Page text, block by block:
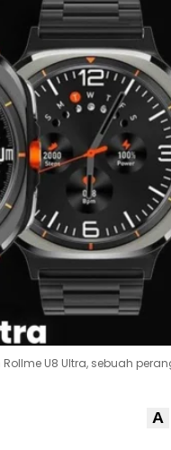
U8 Ultra, sebuah
A